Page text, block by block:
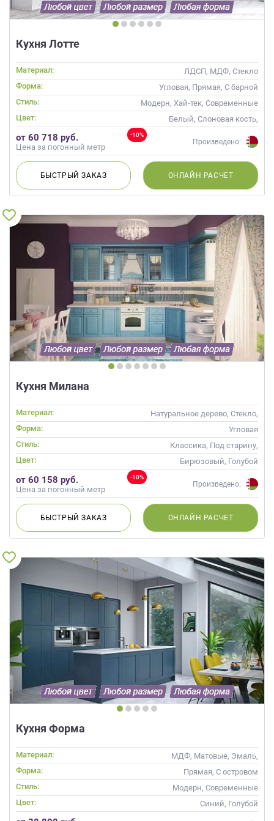
Кухня Лотте
Материал:
ЛДСП, МДФ, Стекло
Форма:
Угловая, Прямая, С барной
стойкой
Стиль:
Модерн, Хай-тек, Современные
Цвет:
Белый, Слоновая кость,
Кремовый, Синий, Голубой
-10%
от 60 718 руб.
Цена за погонный метр
Произведено:
БЫСТРЫЙЗАКАЗ ОНЛАЙН РАСЧЕТ
Кухня Милана
Материал:
Натуральное дерево, Стекло,
Массив
Форма:
Угловая
Стиль:
Классика, Под старину,
Прованс
Цвет: Бирюзовый, Голубой
-10%
от 60 158 руб.
Цена за погонный метр
Произведено:
БЫСТРЫЙЗАКАЗ ОНЛАЙН РАСЧЕТ
Кухня Форма
Материал:
МДФ, Матовые, Эмаль,
Глянцевые
Форма:
Прямая, С островом
Стиль:
Модерн, Современные
Цвет:
Синий, Голубой